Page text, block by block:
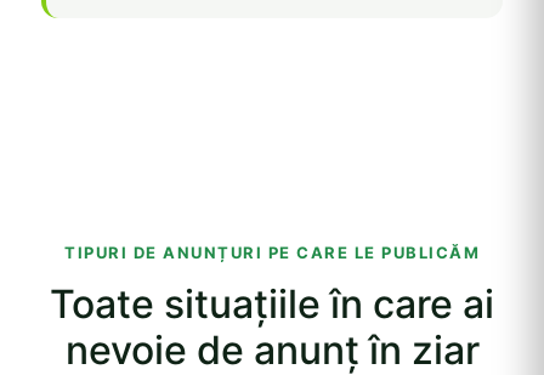
TIPURI DE ANUNȚURI PE CARE LE PUBLICĂM
Toate situațiile în care ai
nevoie de anunț în ziar